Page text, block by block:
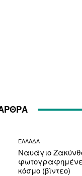
ΕΛΛΑΔΑ
Ναυάγιο
κόσμο (βίντεο)